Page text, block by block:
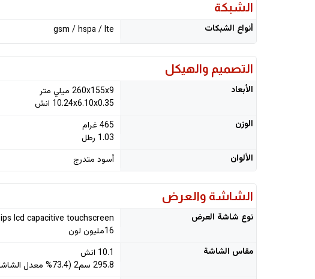
الشبكة
أنواع الشبكات
gsm / hspa / lte
التصميم والهيكل
الأبعاد
260x155x9 ميلي متر
10.24x6.10x0.35 انش
الوزن
465 غرام
1.03 رطل
الألوان
أسود متدرج
الشاشة والعرض
نوع شاشة العرض
ips lcd capacitive touchscreen
16مليون لون
مقاس الشاشة
10.1 انش
295.8 سم2 (73.4% معدل الشاشة لكامل الجهاز)